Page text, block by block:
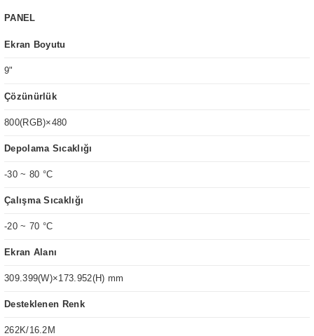
PANEL
Ekran Boyutu
9"
Çözünürlük
800(RGB)×480
Depolama Sıcaklığı
-30 ~ 80 °C
Çalışma Sıcaklığı
-20 ~ 70 °C
Ekran Alanı
309.399(W)×173.952(H) mm
Desteklenen Renk
262K/16.2M